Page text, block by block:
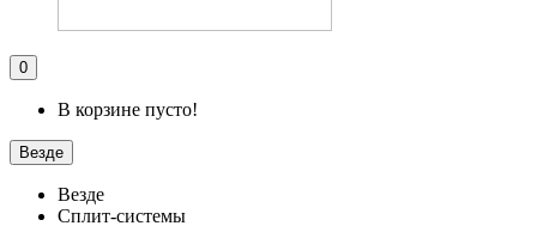
0
В корзине пусто!
Везде
Везде
Сплит-системы